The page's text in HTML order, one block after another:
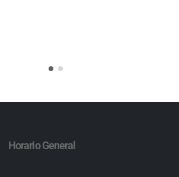
Horario General